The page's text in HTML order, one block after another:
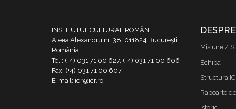
INSTITUTUL CULTURAL ROMÂN
Aleea Alexandru nr. 38, 011824 București,
România
Tel.: (+4) 031 71 00 627, (+4) 031 71 00 606
Fax: (+4) 031 71 00 607
E-mail: icr@icr.ro
Misiune /
Echipa
Structura
Rapoarte